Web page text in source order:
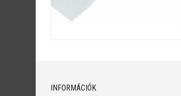
INFORMÁCIÓK